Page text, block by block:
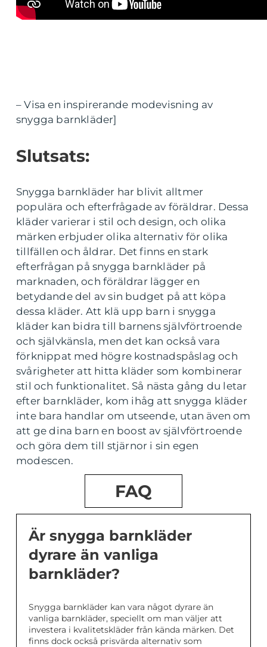
– Visa en inspirerande modevisning av
snygga barnkläder]
Slutsats:
Snygga barnkläder har blivit alltmer
populära och efterfrågade av föräldrar. Dessa
kläder varierar i stil och design, och olika
märken erbjuder olika alternativ för olika
tillfällen och åldrar. Det finns en stark
efterfrågan på snygga barnkläder på
marknaden, och föräldrar lägger en
betydande del av sin budget på att köpa
dessa kläder. Att klä upp barn i snygga
kläder kan bidra till barnens självförtroende
och självkänsla, men det kan också vara
förknippat med högre kostnadspåslag och
svårigheter att hitta kläder som kombinerar
stil och funktionalitet. Så nästa gång du letar
efter barnkläder, kom ihåg att snygga kläder
inte bara handlar om utseende, utan även om
att ge dina barn en boost av självförtroende
och göra dem till stjärnor i sin egen
modescen.
FAQ
Är snygga barnkläder
dyrare än vanliga
barnkläder?
Snygga barnkläder kan vara något dyrare än
vanliga barnkläder, speciellt om man väljer att
investera i kvalitetskläder från kända märken. Det
finns dock också prisvärda alternativ som